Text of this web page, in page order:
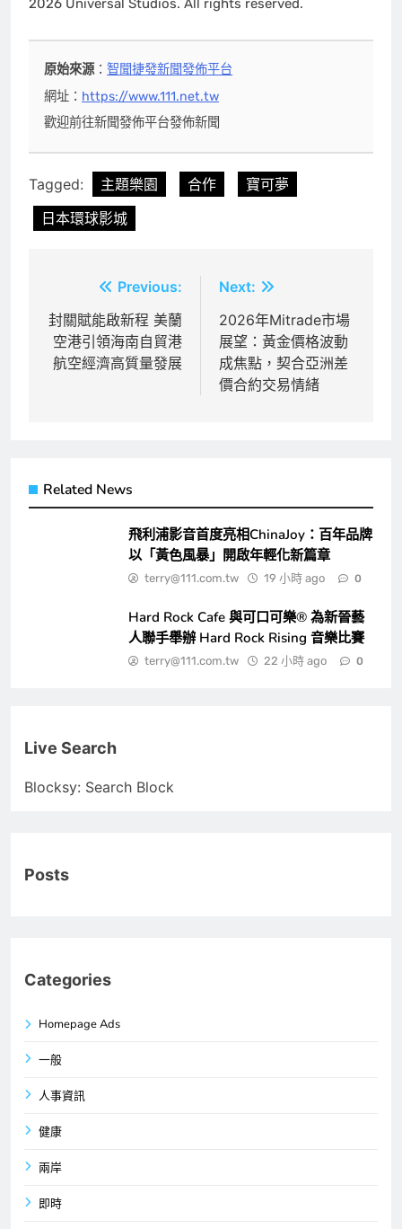
原始來源：智聞捷發新聞發佈平台
網址： https://www.111.net.tw
歡迎前往新聞發佈平台發佈新聞
Tagged: 主題樂園 合作
寶可夢
日本環球影城
章
導
Previous:
封關賦能啟新程 美蘭
空港引領海南自貿港
航空經濟高質量發展
Next:
2026年Mitrade市場
展望：黃金價格波動
成焦點，契合亞洲差
價合約交易情緒
Related News
飛利浦影音首度亮相ChinaJoy：百年品牌
以「黃色風暴」開啟年輕化新篇章
terry@111.com.tw 19 小時 ago 0
Hard Rock Cafe 與可口可樂® 為新晉藝
人聯手舉辦 Hard Rock Rising 音樂比賽
terry@111.com.tw 22 小時 ago 0
Live Search
Blocksy: Search Block
Posts
Categories
Homepage Ads
一般
人事資訊
健康
兩岸
即時